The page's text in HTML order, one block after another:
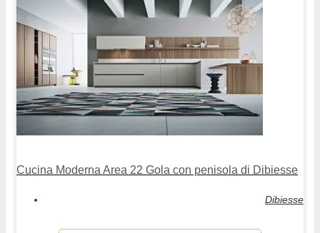
Cucina Moderna Area 22 Gola con penisola di Dibiesse
Dibiesse